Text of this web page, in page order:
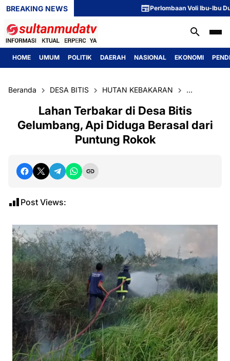
BREAKING NEWS Perlombaan Voli Ibu-Ibu Dusun
HOME UMUM POLITIK DAERAH NASIONAL EKONOMI
Beranda DESA BITIS HUTAN KEBAKARAN MUARA
Lahan Terbakar di Desa Bitis
Gelumbang, Api Diduga Berasal dari
Puntung Rokok
Post Views: